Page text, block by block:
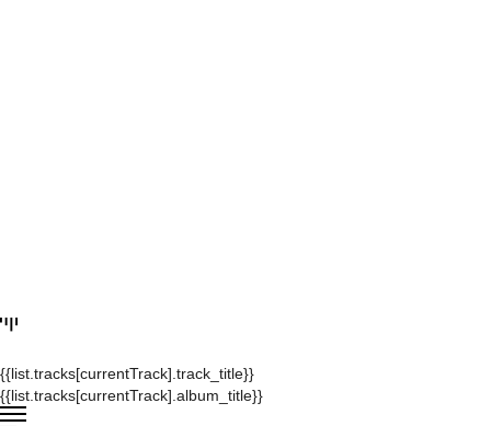
{{list.tracks[currentTrack].track_title}}
{{list.tracks[currentTrack].album_title}}